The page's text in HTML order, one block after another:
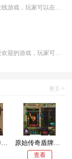
传奇手游是一款广受欢迎的在线游戏，玩家可以在游戏中选择不同的职业来体验不同的游戏乐趣。不同的职业在游戏中有着各自独特的技能和特点，从而提供了不同的玩法和挑战。下面
传奇手游是一款非常经典而受欢迎的游戏，玩家可以选择不同的职业进行冒险和战斗。每个职业有自己独特的特点和技能，但是总有一些职业被认为是最厉害的。让我们一起来了解一下
热血传奇手游什么职业好玩一点 原始传奇盾牌怎么合成
查看